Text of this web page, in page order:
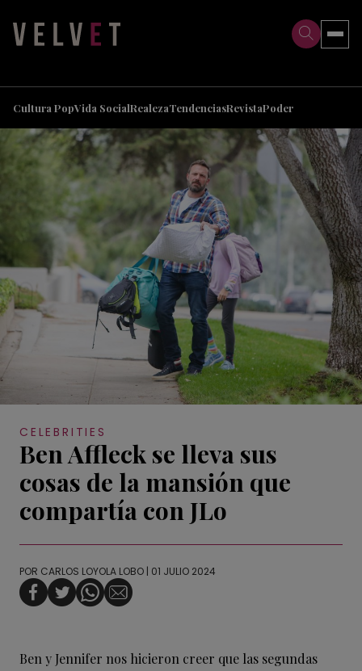
Cultura PopVida SocialRealezaTendenciasRevistaPoder
CELEBRITIES
Ben Affleck se lleva sus
cosas de la mansión que
compartía con JLo
POR CARLOS LOYOLA LOBO | 01 JULIO 2024
Ben y Jennifer nos hicieron creer que las segundas